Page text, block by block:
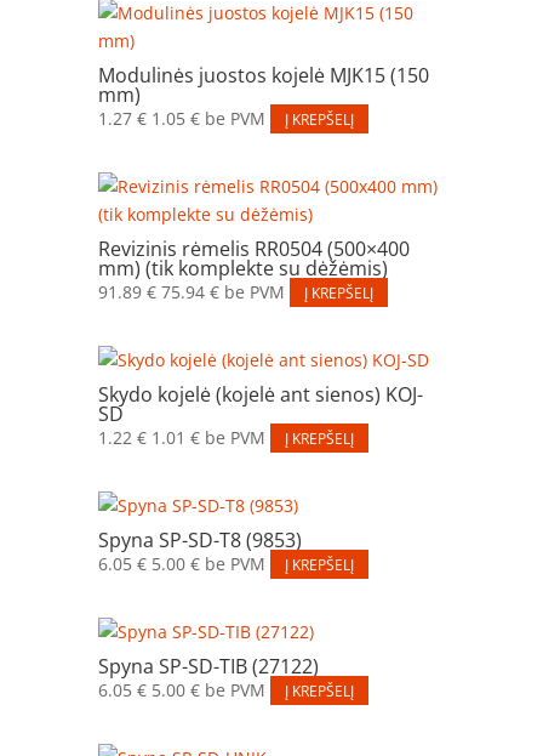
Modulinės juostos kojelė MJK15 (150
mm)
1.27 € 1.05 €be PVM Į KREPŠELĮ
Revizinis rėmelis RR0504 (500×400
mm) (tik komplekte su dėžėmis)
91.89 € 75.94 €be PVM Į KREPŠELĮ
Skydo kojelė (kojelė ant sienos) KOJ-
SD
1.22 € 1.01 €be PVM Į KREPŠELĮ
Spyna SP-SD-T8 (9853)
6.05 € 5.00 €be PVM Į KREPŠELĮ
Spyna SP-SD-TIB (27122)
6.05 € 5.00 €be PVM Į KREPŠELĮ